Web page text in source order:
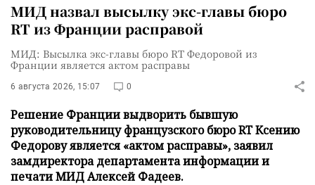
МИД назвал высылку экс-главы бюро
RT из Франции расправой
МИД: Высылка экс-главы бюро RT Федоровой из
Франции является актом расправы
6 августа 2026, 15:07 0
Решение Франции выдворить бывшую
руководительницу французского бюро RT Ксению
Федорову является «актом расправы», заявил
замдиректора департамента информации и
печати МИД Алексей Фадеев.